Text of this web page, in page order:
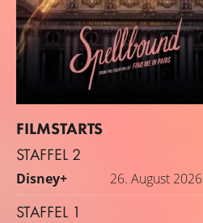
FILMSTARTS
STAFFEL 2
Disney+ 26. August 2026
STAFFEL 1